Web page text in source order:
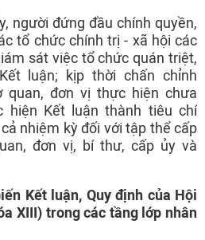
người đứng đầu chính quyền,
tổ chức chính trị - xã hội các
sát việc tổ chức quán triệt,
luận; kịp thời chấn chỉnh
quan, đơn vị thực hiện chưa
Kết luận thành tiêu chí
nhiệm kỳ đối với tập thể cấp
đơn vị, bí thư, cấp ủy và
Kết luận, Quy định của Hội
XIII) trong các tầng lớp nhân